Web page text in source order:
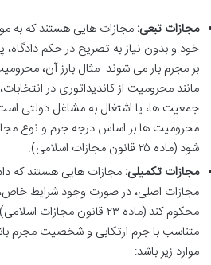
مجازات تبعی: مجازات هایی هستند که به
خود و بدون نیاز به تصریح در حکم
بر مجرم بار می شوند. مثال بارز آن،
مانند محرومیت از کاندیداتوری در
جمعیت ها، یا اشتغال به مشاغل دولتی
محرومیت ها بر اساس درجه جرم و نوع
شود (ماده ۲۵ قانون مجازات اسلامی).
مجازات تکمیلی: مجازات هایی هستند که
مجازات اصلی، در صورت وجود شرایط
محکوم کند (ماده ۲۳ قانون
متناسب با جرم ارتکابی و شخصیت مجرم
موارد زیر باشد: